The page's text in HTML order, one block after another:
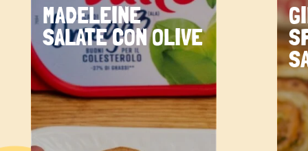
MADELEINE
SALATE CON OLIVE